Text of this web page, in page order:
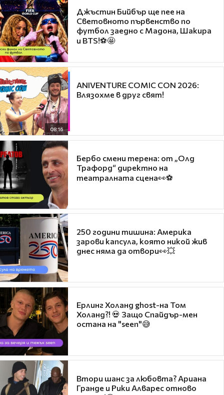
Джъстин Бийбър ще пее на
Световното първенство по
футбол заедно с Мадона, Шакира
и BTS!⚽🤩
08:16
ANIVENTURE COMIC CON 2026:
Влязохме в друг свят!
Бербо смени терена: от „Олд
Трафорд“ директно на
театралната сцена👀⚽
250 години тишина: Америка
зарови капсула, която никой жив
днес няма да отвори👀💥
Ерлинг Холанд ghost-на Том
Холанд?! 💀 Защо Спайдър-мен
остана на "seen"😅
Втори шанс за любовта? Ариана
Гранде и Рики Алварес отново